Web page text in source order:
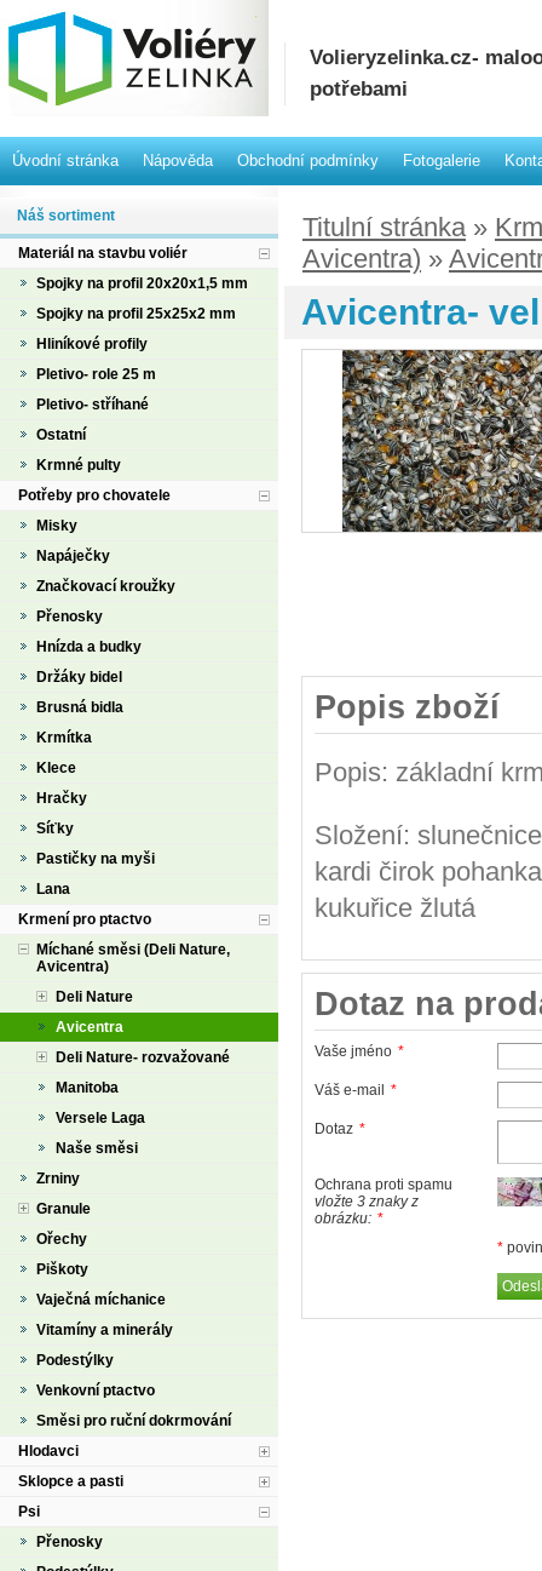
Volieryzelinka.cz-
potřebami
Úvodní stránka Nápověda Obchodní podmínky Fotogalerie
Titulní stránka»
Avicentra) »
Avicentra-
Popis zboží
Popis: základní
Složení:
kardi čirok
kukuřice žlutá
Dotaz na
Vaše jméno *
Váš e-mail *
Dotaz *
Ochrana proti spamu
vložte 3 znaky z
obrázku: *
*
Náš sortiment
Materiál na stavbu voliér
Spojky na profil 20x20x1,5 mm
Spojky na profil 25x25x2 mm
Hliníkové profily
Pletivo- role 25 m
Pletivo- stříhané
Ostatní
Krmné pulty
Potřeby pro chovatele
Misky
Napáječky
Značkovací kroužky
Přenosky
Hnízda a budky
Držáky bidel
Brusná bidla
Krmítka
Klece
Hračky
Síťky
Pastičky na myši
Lana
Krmení pro ptactvo
Míchané směsi (Deli Nature,
Avicentra)
Deli Nature
Avicentra
Deli Nature- rozvažované
Manitoba
Versele Laga
Naše směsi
Zrniny
Granule
Ořechy
Piškoty
Vaječná míchanice
Vitamíny a minerály
Podestýlky
Venkovní ptactvo
Směsi pro ruční dokrmování
Hlodavci
Sklopce a pasti
Psi
Přenosky